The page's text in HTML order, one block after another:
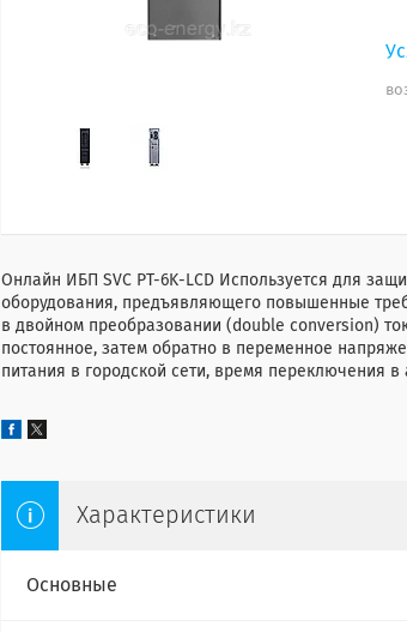
Онлайн ИБП SVC PT-6K-LCD Используется для
оборудования, предъявляющего повышенные
в двойном преобразовании (double conversion)
постоянное, затем обратно в переменное
питания в городской сети, время переключения
Характеристики
Основные